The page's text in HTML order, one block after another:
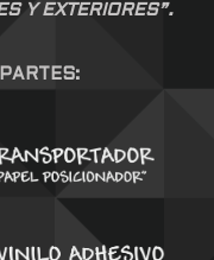
Y EXTERIORES”.